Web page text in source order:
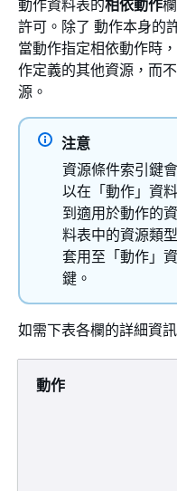
動作資料表的相依動作
許可。除了 動作本身的
當動作指定相依動作時
作定義的其他資源，而
源。
注意
資源條件索引鍵
以在「動作」資
到適用於動作的
料表中的資源類
套用至「動作」
鍵。
如需下表各欄的詳細資
動作